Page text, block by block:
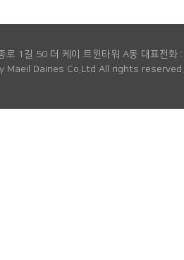
로 1길 50 더 케이 트윈타워 A동 대표전
Maeil Dairies Co.Ltd All rights reserved.